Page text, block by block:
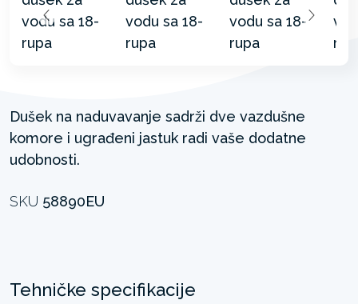
Dušek na naduvavanje sadrži dve vazdušne
komore i ugrađeni jastuk radi vaše dodatne
udobnosti.
SKU 58890EU
Tehničke specifikacije